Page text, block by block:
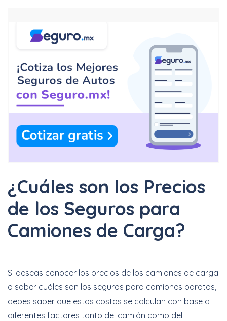
¿Cuáles son los Precios
de los Seguros para
Camiones de Carga?
Si deseas conocer los precios de los camiones de carga
o saber cuáles son los seguros para camiones baratos,
debes saber que estos costos se calculan con base a
diferentes factores tanto del camión como del